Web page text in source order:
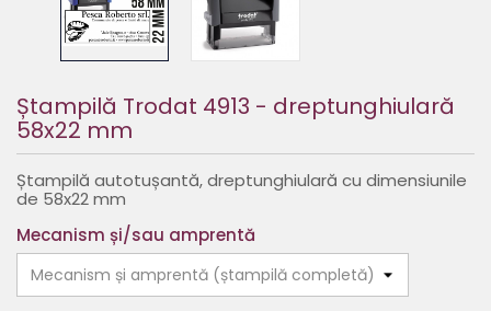
Ștampilă Trodat 4913 - dreptunghiulară
58x22 mm
Ștampilă autotușantă, dreptunghiulară cu dimensiunile
de 58x22 mm
Mecanism și/sau amprentă